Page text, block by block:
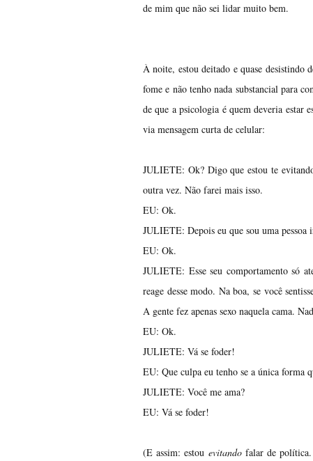
de mim que não sei lidar muito bem.
À noite, estou deitado e quase desistindo
fome e não tenho nada substancial para
de que a psicologia é quem deveria estar
via mensagem curta de celular:
JULIETE: Ok? Digo que estou te
outra vez. Não farei mais isso.
EU: Ok.
JULIETE: Depois eu que sou uma pessoa
EU: Ok.
JULIETE: Esse seu comportamento só
reage desse modo. Na boa, se você
A gente fez apenas sexo naquela cama.
EU: Ok.
JULIETE: Vá se foder!
EU: Que culpa eu tenho se a única forma
JULIETE: Você me ama?
EU: Vá se foder!
(E assim: estou evitandofalar de política.